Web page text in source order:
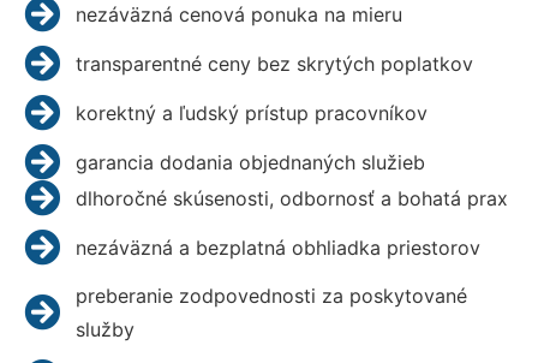
nezáväzná cenová ponuka na mieru
transparentné ceny bez skrytých poplatkov
korektný a ľudský prístup pracovníkov
garancia dodania objednaných služieb
dlhoročné skúsenosti, odbornosť a bohatá prax
nezáväzná a bezplatná obhliadka priestorov
preberanie zodpovednosti za poskytované
služby